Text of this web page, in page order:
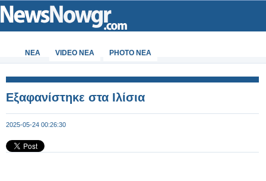
ΝΕΑ VIDEO NEA PHOTO NEA
Εξαφανίστηκε στα Ιλίσια
2025-05-24 00:26:30